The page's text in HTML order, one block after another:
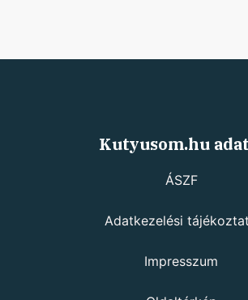
Kutyusom.hu
ÁSZF
Adatkezelési
Impresszum